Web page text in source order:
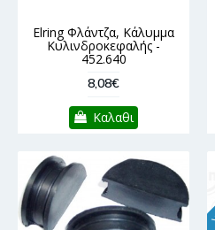
Elring Φλάντζα, Κάλυμμα
Κυλινδροκεφαλής -
452.640
8,08€
Καλαθι